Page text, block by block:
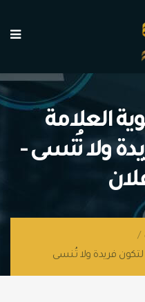
العلامة
ولا تُنسى -
/
لتكون فريدة ولا تُنسى